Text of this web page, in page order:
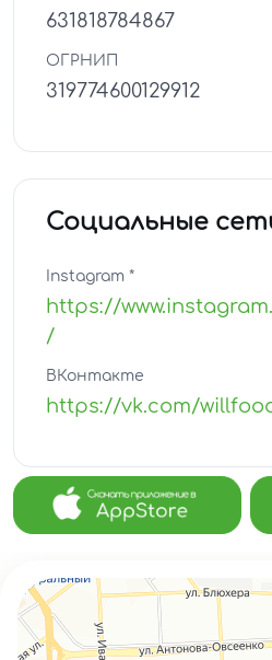
631818784867
ОГРНИП
319774600129912
Социальные
Instagram *
https://
/
ВКонтакте
https://vk.com/